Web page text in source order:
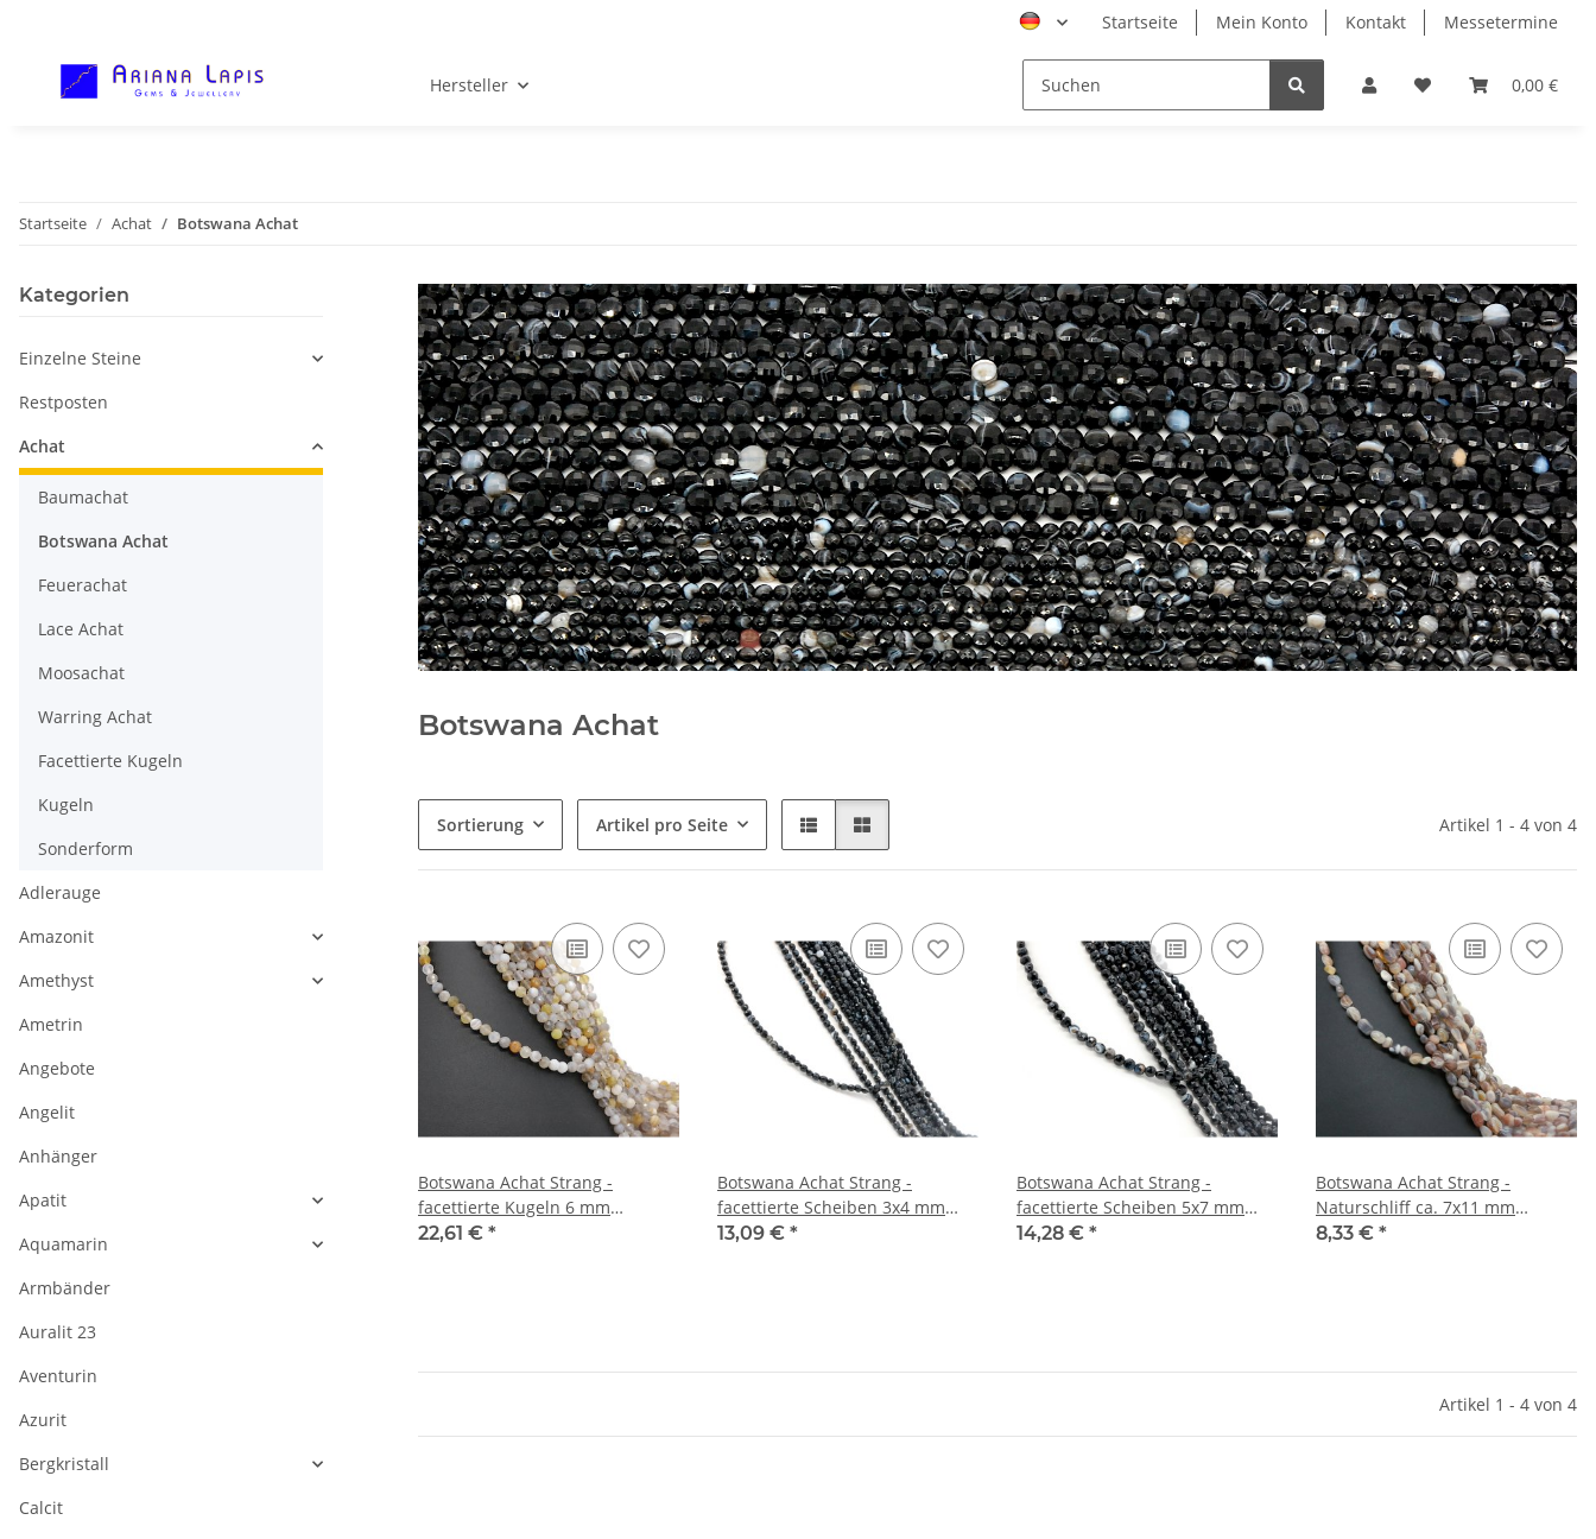
Startseite Mein Konto Kontakt Messetermine
0,00 €
Hersteller
Startseite Achat Botswana Achat
Botswana Achat
Sortierung Artikel pro Seite Artikel 1 - 4 von 4
Botswana Achat Strang -
facettierte Kugeln 6 mm
multicolor, Länge 38,5 cm /2692
22,61 € *
Botswana Achat Strang -
facettierte Scheiben 3x4 mm
dunkel, Länge 37,5 cm /4378
13,09 € *
Botswana Achat Strang -
facettierte Scheiben 5x7 mm
dunkel, Länge 38 cm /4465
14,28 € *
Botswana Achat Strang -
Naturschliff ca. 7x11 mm
multicolor, Länge 39 cm /3684
8,33 € *
Artikel 1 - 4 von 4
Kategorien
Einzelne Steine
Restposten
Achat
Baumachat
Botswana Achat
Feuerachat
Lace Achat
Moosachat
Warring Achat
Facettierte Kugeln
Kugeln
Sonderform
Adlerauge
Amazonit
Amethyst
Ametrin
Angebote
Angelit
Anhänger
Apatit
Aquamarin
Armbänder
Auralit 23
Aventurin
Azurit
Bergkristall
Calcit